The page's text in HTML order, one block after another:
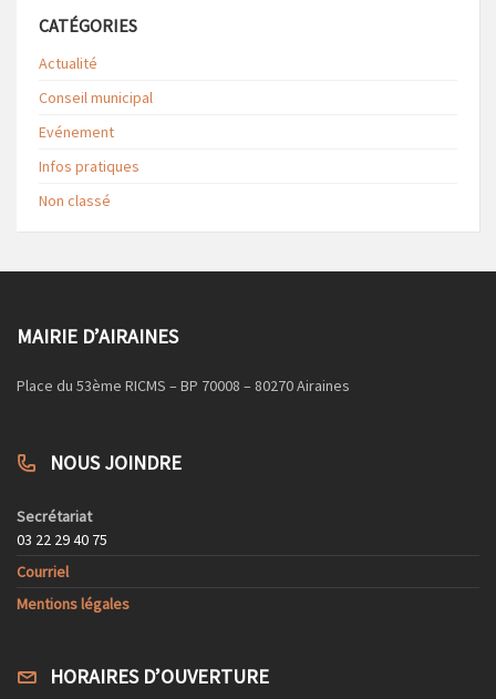
CATÉGORIES
Actualité
Conseil municipal
Evénement
Infos pratiques
Non classé
MAIRIE D’AIRAINES
Place du 53ème RICMS – BP 70008 – 80270 Airaines
NOUS JOINDRE
Secrétariat
03 22 29 40 75
Courriel
Mentions légales
HORAIRES D’OUVERTURE